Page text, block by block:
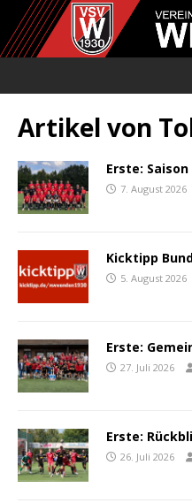
Artikel von
Erste: Saison
7. August 2026
Kicktipp
5. August 2026
Erste:
27. Juli 2026
Erste:
26. Juli 2026